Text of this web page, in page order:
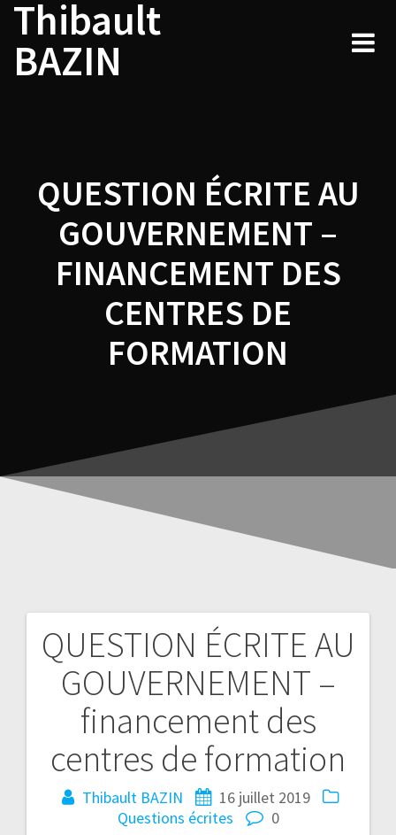
Skip
content
Thibault
BAZIN
QUESTION ÉCRITE AU
GOUVERNEMENT –
FINANCEMENT DES
CENTRES DE
FORMATION
QUESTION ÉCRITE AU
GOUVERNEMENT –
financement des
centres de formation
Thibault BAZIN
16 juillet 2019
Questions écrites
0
Navigation
de